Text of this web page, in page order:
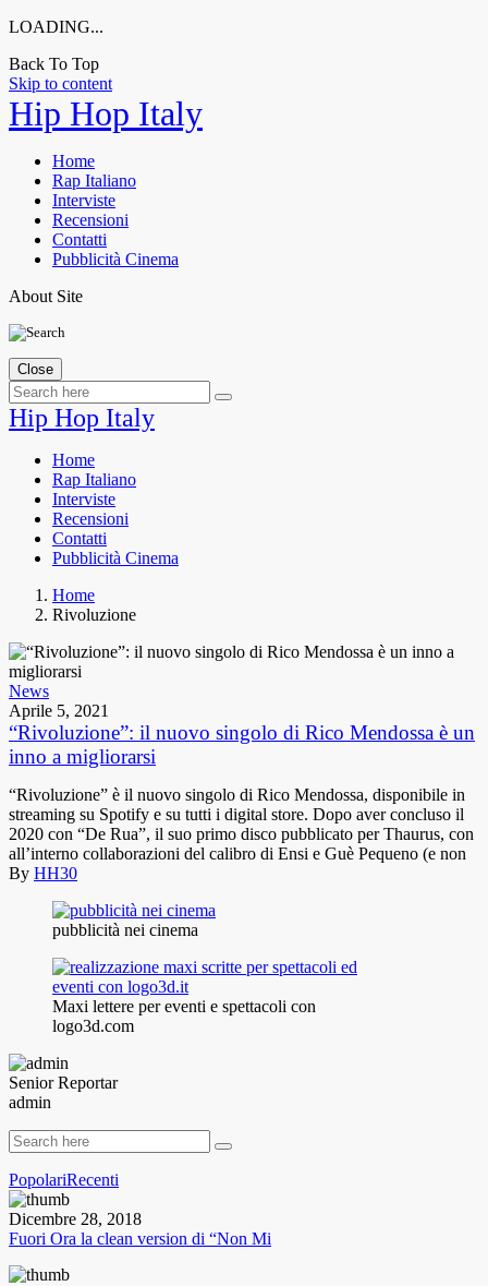
LOADING...
Back To Top
Skip to content
Hip Hop Italy
Home
Rap Italiano
Interviste
Recensioni
Contatti
Pubblicità Cinema
About Site
Close
Hip Hop Italy
Home
Rap Italiano
Interviste
Recensioni
Contatti
Pubblicità Cinema
Home
Rivoluzione
News
Aprile 5, 2021
“Rivoluzione”: il nuovo singolo di Rico Mendossa è un
inno a migliorarsi
“Rivoluzione” è il nuovo singolo di Rico Mendossa, disponibile in
streaming su Spotify e su tutti i digital store. Dopo aver concluso il
2020 con “De Rua”, il suo primo disco pubblicato per Thaurus, con
all’interno collaborazioni del calibro di Ensi e Guè Pequeno (e non
By HH30
pubblicità nei cinema
Maxi lettere per eventi e spettacoli con
logo3d.com
Senior Reportar
admin
PopolariRecenti
Dicembre 28, 2018
Fuori Ora la clean version di “Non Mi